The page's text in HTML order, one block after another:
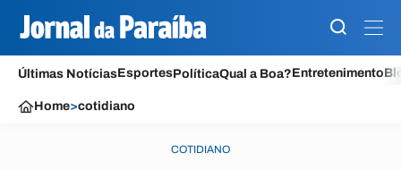
Últimas NotíciasEsportesPolíticaQual a Boa?Entretenimento
Home>cotidiano
COTIDIANO